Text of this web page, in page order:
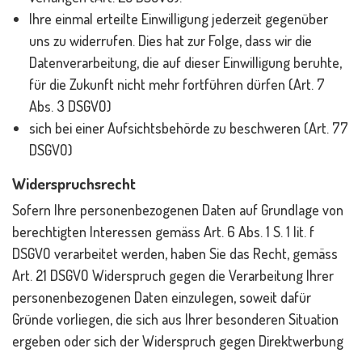
Ihre einmal erteilte Einwilligung jederzeit gegenüber
uns zu widerrufen. Dies hat zur Folge, dass wir die
Datenverarbeitung, die auf dieser Einwilligung beruhte,
für die Zukunft nicht mehr fortführen dürfen (Art. 7
Abs. 3 DSGVO)
sich bei einer Aufsichtsbehörde zu beschweren (Art. 77
DSGVO)
Widerspruchsrecht
Sofern Ihre personenbezogenen Daten auf Grundlage von
berechtigten Interessen gemäss Art. 6 Abs. 1 S. 1 lit. f
DSGVO verarbeitet werden, haben Sie das Recht, gemäss
Art. 21 DSGVO Widerspruch gegen die Verarbeitung Ihrer
personenbezogenen Daten einzulegen, soweit dafür
Gründe vorliegen, die sich aus Ihrer besonderen Situation
ergeben oder sich der Widerspruch gegen Direktwerbung